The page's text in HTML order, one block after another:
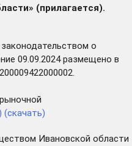
(прилагается).
о
09.09.2024 размещено в
(скачать)
Ивановской области